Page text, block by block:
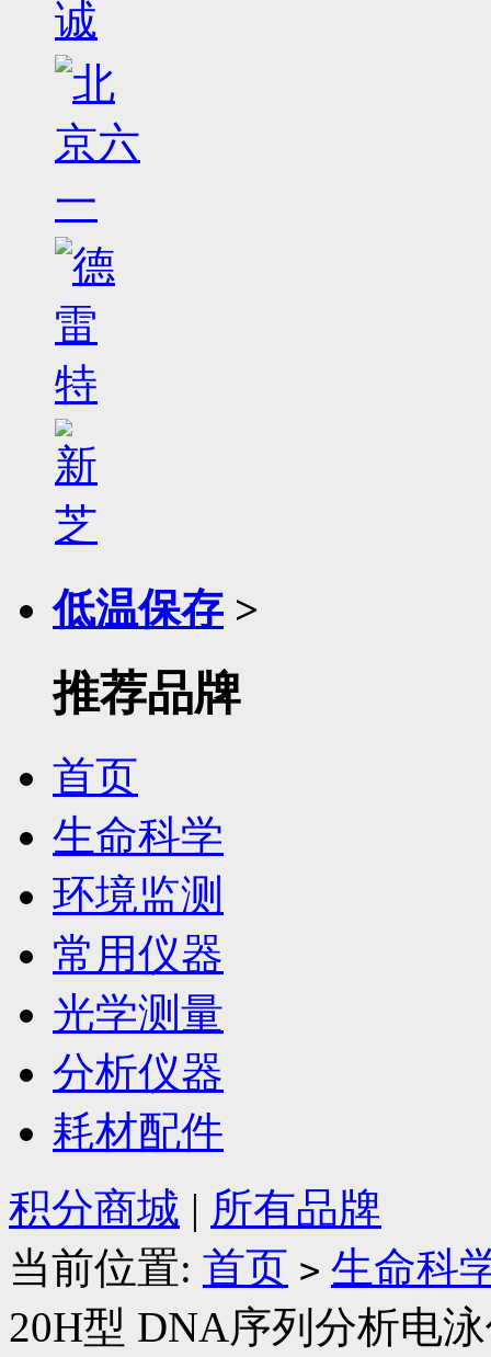
低温保存 >
推荐品牌
首页
生命科学
环境监测
常用仪器
光学测量
分析仪器
耗材配件
积分商城 | 所有品牌
当前位置: 首页 > 生命科
20H型 DNA序列分析电